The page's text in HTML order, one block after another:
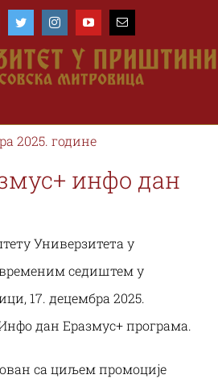
2025. године
инфо дан
Универзитета у
седиштем у
17. децембра 2025.
дан Еразмус+ програма.
са циљем промоције